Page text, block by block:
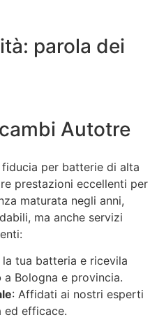
parola dei
Autotre
per batterie di alta
prestazioni eccellenti per
maturata negli anni,
ma anche servizi
la tua batteria e ricevila
a Bologna e provincia.
: Affidati ai nostri esperti
ed efficace.